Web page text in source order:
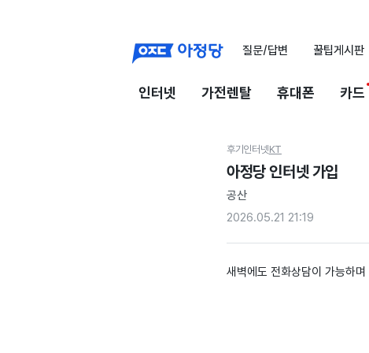
질문/답변 꿀팁게시판
인터넷 가전렌탈 휴대폰 카드
후기 인터넷KT
아정당 인터넷 가입
공산
2026.05.21 21:19
새벽에도 전화상담이 가능하